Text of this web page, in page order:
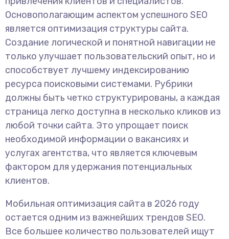
Основополагающим аспектом успешного SEO
является оптимизация структуры сайта.
Создание логической и понятной навигации не
только улучшает пользовательский опыт, но и
способствует лучшему индексированию
ресурса поисковыми системами. Рубрики
должны быть четко структурированы, а каждая
страница легко доступна в несколько кликов из
любой точки сайта. Это упрощает поиск
необходимой информации о вакансиях и
услугах агентства, что является ключевым
фактором для удержания потенциальных
клиентов.
Мобильная оптимизация сайта в 2026 году
остается одним из важнейших трендов SEO.
Все большее количество пользователей ищут